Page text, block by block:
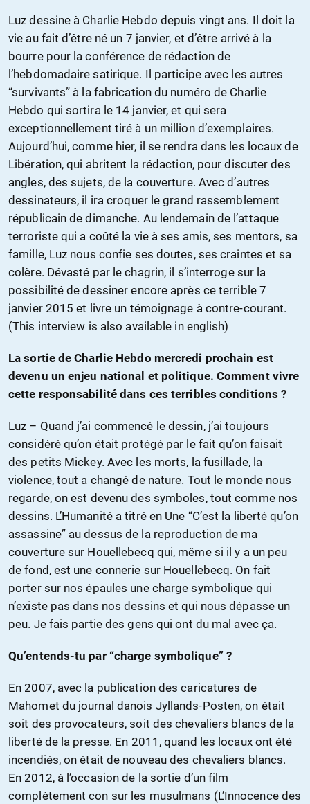
Luz dessine à Charlie Hebdo depuis vingt ans. Il doit la
vie au fait d’être né un 7 janvier, et d’être arrivé à la
bourre pour la conférence de rédaction de
l’hebdomadaire satirique. Il participe avec les autres
“survivants” à la fabrication du numéro de Charlie
Hebdo qui sortira le 14 janvier, et qui sera
exceptionnellement tiré à un million d’exemplaires.
Aujourd’hui, comme hier, il se rendra dans les locaux de
Libération, qui abritent la rédaction, pour discuter des
angles, des sujets, de la couverture. Avec d’autres
dessinateurs, il ira croquer le grand rassemblement
républicain de dimanche. Au lendemain de l’attaque
terroriste qui a coûté la vie à ses amis, ses mentors, sa
famille, Luz nous confie ses doutes, ses craintes et sa
colère. Dévasté par le chagrin, il s’interroge sur la
possibilité de dessiner encore après ce terrible 7
janvier 2015 et livre un témoignage à contre-courant.
(This interview is also available in english)
La sortie de Charlie Hebdo mercredi prochain est
devenu un enjeu national et politique. Comment vivre
cette responsabilité dans ces terribles conditions ?
Luz – Quand j’ai commencé le dessin, j’ai toujours
considéré qu’on était protégé par le fait qu’on faisait
des petits Mickey. Avec les morts, la fusillade, la
violence, tout a changé de nature. Tout le monde nous
regarde, on est devenu des symboles, tout comme nos
dessins. L’Humanité a titré en Une “C’est la liberté qu’on
assassine” au dessus de la reproduction de ma
couverture sur Houellebecq qui, même si il y a un peu
de fond, est une connerie sur Houellebecq. On fait
porter sur nos épaules une charge symbolique qui
n’existe pas dans nos dessins et qui nous dépasse un
peu. Je fais partie des gens qui ont du mal avec ça.
Qu’entends-tu par “charge symbolique” ?
En 2007, avec la publication des caricatures de
Mahomet du journal danois Jyllands-Posten, on était
soit des provocateurs, soit des chevaliers blancs de la
liberté de la presse. En 2011, quand les locaux ont été
incendiés, on était de nouveau des chevaliers blancs.
En 2012, à l’occasion de la sortie d’un film
complètement con sur les musulmans (L’Innocence des